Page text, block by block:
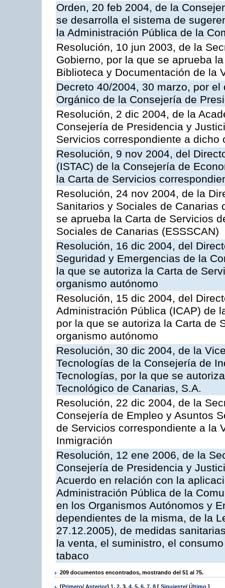
Orden, 20 feb 2004, de la
se desarrolla el sistema de
la Administración Pública de la
Resolución, 10 jun 2003, de la
Gobierno, por la que se aprueba
Biblioteca y Documentación de la
Decreto 40/2004, 30 marzo, por
Orgánico de la Consejería de
Resolución, 2 dic 2004, de la
Consejería de Presidencia y
Servicios correspondiente a dicho
Resolución, 9 nov 2004, del
(ISTAC) de la Consejería de
la Carta de Servicios
Resolución, 24 nov 2004, de la
Sanitarios y Sociales de Canarias
se aprueba la Carta de Servicios
Sociales de Canarias (ESSSCAN)
Resolución, 16 dic 2004, del
Seguridad y Emergencias de la
la que se autoriza la Carta de
organismo autónomo
Resolución, 15 dic 2004, del
Administración Pública (ICAP) de
por la que se autoriza la Carta de
organismo autónomo
Resolución, 30 dic 2004, de la
Tecnologías de la Consejería de
Tecnologías, por la que se
Tecnológico de Canarias, S.A.
Resolución, 22 dic 2004, de la
Consejería de Empleo y Asuntos
de Servicios correspondiente a la
Inmigración
Resolución, 12 ene 2006, de la
Consejería de Presidencia y
Acuerdo en relación con la
Administración Pública de la
en los Organismos Autónomos y
dependientes de la misma, de la
27.12.2005), de medidas
la venta, el suministro, el
tabaco
209 documentos encontrados, mostrando del 51 al 75.
[Primero/ Anterior] 1, 2, 3, 4, 5, 6, 7, 8 [ Siguiente/ Último ]